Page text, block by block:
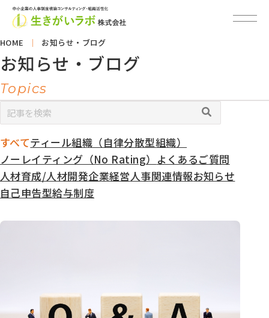
HOME お知らせ・ブログ
お知らせ・ブログ
Topics
カ
テ
ゴ
リ
ー
すべてティール組織（自律分散型組織）
ノーレイティング（No Rating） よくあるご質問
人材育成/人材開発企業経営人事関連情報お知らせ
自己申告型給与制度